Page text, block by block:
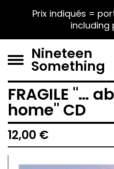
Prix indiqués =
including
Nineteen
Something
FRAGILE "…
home" CD
12,00 €